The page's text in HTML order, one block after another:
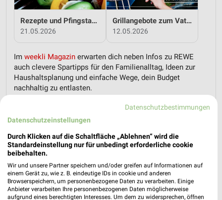
Rezepte und Pfingstangebote bei REWE!
21.05.2026
Grillangebote zum Vatertag bei REWE!
12.05.2026
Im weekli Magazin erwarten dich neben Infos zu REWE
auch clevere Spartipps für den Familienalltag, Ideen zur
Haushaltsplanung und einfache Wege, dein Budget
nachhaltig zu entlasten.
weekli - Prospekte & Angebote App
Alle REWE Angebote immer griffbereit – mit der kostenlosen
weekli App für iOS & Android.
Datenschutzbestimmungen
Datenschutzeinstellungen
Durch Klicken auf die Schaltfläche „Ablehnen“ wird die
Standardeinstellung nur für unbedingt erforderliche cookie
beibehalten.
Wir und unsere Partner speichern und/oder greifen auf Informationen auf
einem Gerät zu, wie z. B. eindeutige IDs in cookie und anderen
Browserspeichern, um personenbezogene Daten zu verarbeiten. Einige
Anbieter verarbeiten Ihre personenbezogenen Daten möglicherweise
aufgrund eines berechtigten Interesses. Um dem zu widersprechen, öffnen